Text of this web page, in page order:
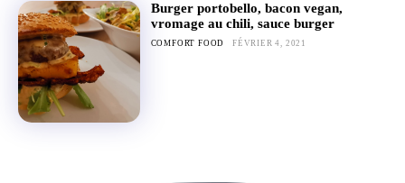
Burger portobello, bacon vegan,
vromage au chili, sauce burger
COMFORT FOOD FÉVRIER 4, 2021